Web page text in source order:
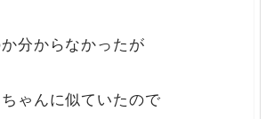
分からなかったが
ゃんに似ていたので